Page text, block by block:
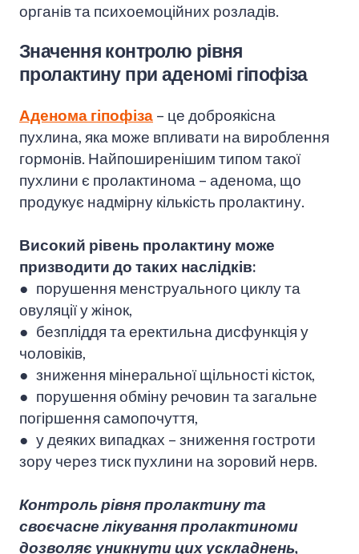
органів та психоемоційних розладів.
Значення контролю рівня
пролактину при аденомі гіпофіза
Аденома гіпофіза – це доброякісна
пухлина, яка може впливати на вироблення
гормонів. Найпоширенішим типом такої
пухлини є пролактинома – аденома, що
продукує надмірну кількість пролактину.
Високий рівень пролактину може
призводити до таких наслідків:
● порушення менструального циклу та
овуляції у жінок,
● безпліддя та еректильна дисфункція у
чоловіків,
● зниження мінеральної щільності кісток,
● порушення обміну речовин та загальне
погіршення самопочуття,
● у деяких випадках – зниження гостроти
зору через тиск пухлини на зоровий нерв.
Контроль рівня пролактину та
своєчасне лікування пролактиноми
дозволяє уникнути цих ускладнень,